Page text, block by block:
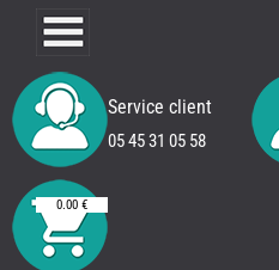
Service client
05 45 31 05 58
0.00 €